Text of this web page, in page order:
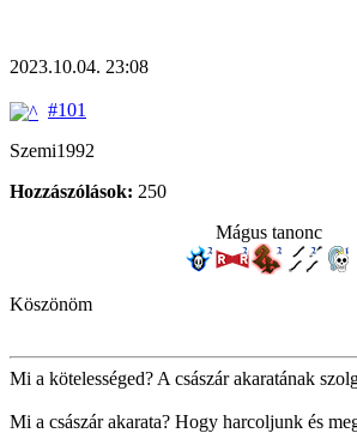
2023.10.04. 23:08
#101
Szemi1992
Hozzászólások: 250
Mágus tanonc
Köszönöm
Mi a kötelességed? A császár akaratának
Mi a császár akarata? Hogy harcoljunk és